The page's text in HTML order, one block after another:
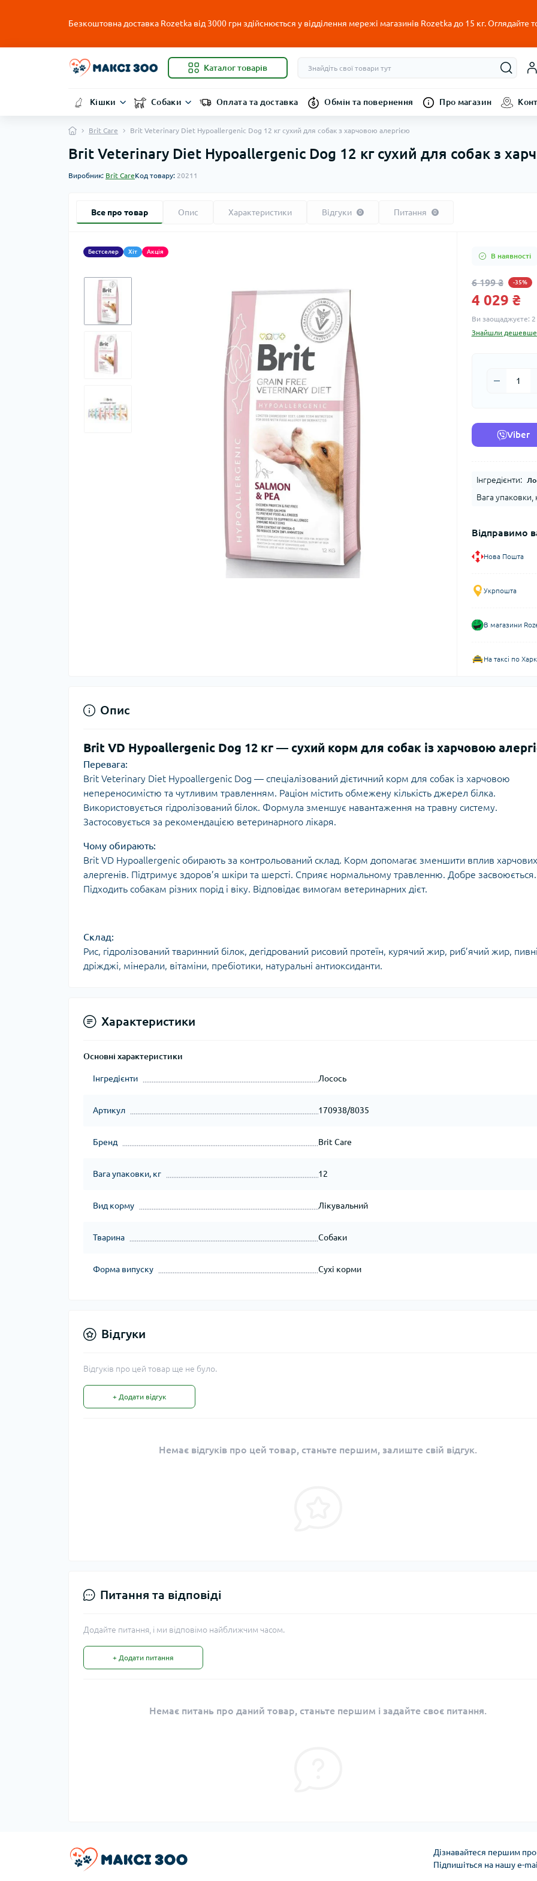
Безкоштовна доставка Rozetka від 3000 грн здійснюється у відділення мережі магазинів Rozetka до 15 кг. Оглядайте
Каталог товарів
Кішки Собаки Оплата та доставка Обмін та повернення Про магазин
Brit Care Brit Veterinary Diet Hypoallergenic Dog 12 кг сухий для собак з харчовою алергією
Brit Veterinary Diet Hypoallergenic Dog 12 кг сухий для собак з
Виробник: Brit CareКод товару: 20211
Все про товар Опис Характеристики Відгуки 0 Питання 0
Бестселер Хіт Акція
В наявності
6 199 ₴ -35%
4 029 ₴
Ви заощаджуєте:
Знайшли
Viber
Інгредієнти:
Вага упаковки,
Відправимо
Нова Пошта
Укрпошта
В магазини
На таксі по
Опис
Brit VD Hypoallergenic Dog 12 кг — сухий корм для собак із харчовою
Перевага:
Brit Veterinary Diet Hypoallergenic Dog — спеціалізований дієтичний корм для собак із харчовою
непереносимістю та чутливим травленням. Раціон містить обмежену кількість джерел білка.
Використовується гідролізований білок. Формула зменшує навантаження на травну систему.
Застосовується за рекомендацією ветеринарного лікаря.
Чому обирають:
Brit VD Hypoallergenic обирають за контрольований склад. Корм допомагає зменшити вплив харчових
алергенів. Підтримує здоров’я шкіри та шерсті. Сприяє нормальному травленню. Добре засвоюється.
Підходить собакам різних порід і віку. Відповідає вимогам ветеринарних дієт.
Склад:
Рис, гідролізований тваринний білок, дегідрований рисовий протеїн, курячий жир, риб’ячий жир,
дріжджі, мінерали, вітаміни, пребіотики, натуральні антиоксиданти.
Характеристики
Основні характеристики
Інгредієнти Лосось
Артикул 170938/8035
Бренд Brit Care
Вага упаковки, кг 12
Вид корму Лікувальний
Тварина Собаки
Форма випуску Сухі корми
Відгуки
Відгуків про цей товар ще не було.
+ Додати відгук
Немає відгуків про цей товар, станьте першим, залиште свій відгук.
Питання та відповіді
Додайте питання, і ми відповімо найближчим часом.
+ Додати питання
Немає питань про даний товар, станьте першим і задайте своє питання.
Дізнавайтеся першим про
Підпишіться на нашу e-